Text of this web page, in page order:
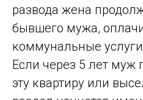
развода жена
бывшего мужа,
коммунальные
Если через 5 лет муж
эту квартиру или